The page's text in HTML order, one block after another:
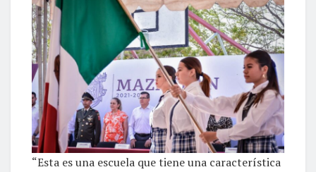
“Esta es una escuela que tiene una característica